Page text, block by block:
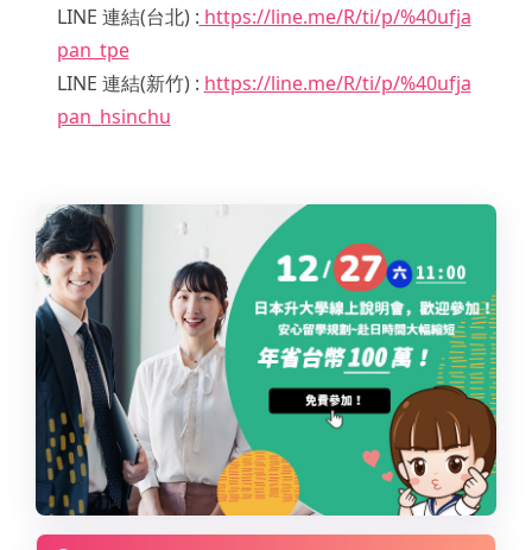
LINE 連結(台北) : https://line.me/R/ti/p/%40ufja
pan_tpe
LINE 連結(新竹) : https://line.me/R/ti/p/%40ufja
pan_hsinchu